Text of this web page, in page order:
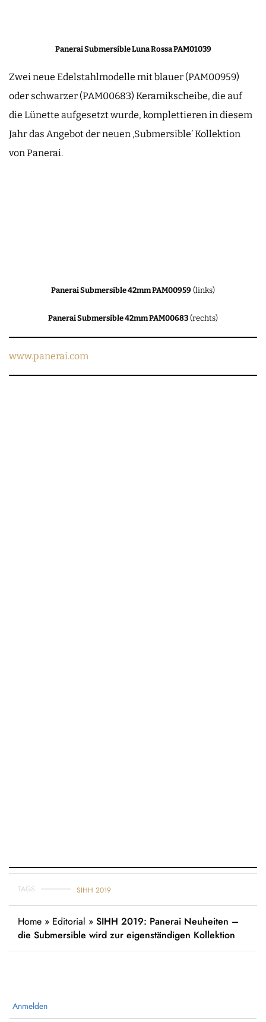
Panerai Submersible Luna Rossa PAM01039
Zwei neue Edelstahlmodelle mit blauer (PAM00959)
oder schwarzer (PAM00683) Keramikscheibe, die auf
die Lünette aufgesetzt wurde, komplettieren in diesem
Jahr das Angebot der neuen ‚Submersible’ Kollektion
von Panerai.
Panerai Submersible 42mm PAM00959 (links)
Panerai Submersible 42mm PAM00683 (rechts)
www.panerai.com
TAGS SIHH 2019
Home » Editorial » SIHH 2019: Panerai Neuheiten –
die Submersible wird zur eigenständigen Kollektion
Anmelden